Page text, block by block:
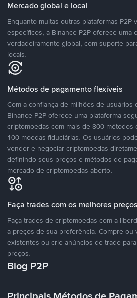
Mercado global e local
Enquanto muitas outras plataformas P2P
específicos, a Binance P2P oferece uma
verdadeiramente global, com suporte
locais.
Métodos de pagamento flexíveis
Com a confiança de milhões de usuários
Binance P2P oferece uma plataforma
criptomoedas com mais de 800 métodos
100 moedas fiduciárias. Os usuários
vender e negociar criptomoedas
definindo seus preços e métodos de
mercado de criptomoedas aberto.
Faça trades com os melhores preços
Faça trades de criptomoedas com a
a preços de sua preferência. Compre ou
existentes ou crie anúncios de trade
preços.
Blog P2P